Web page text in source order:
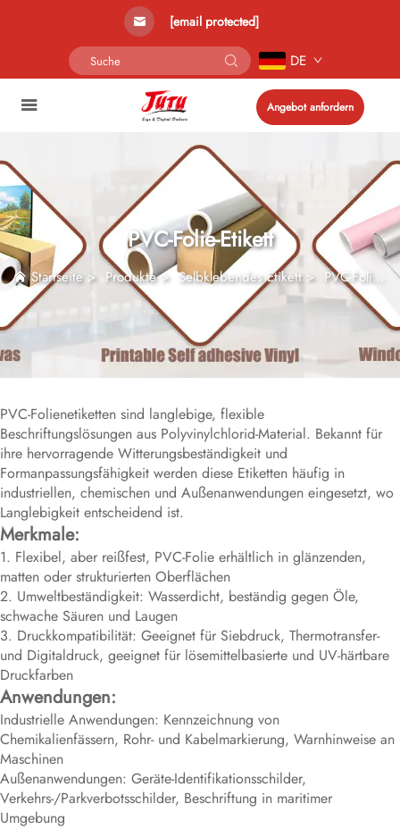
[email protected]
DE
Angebot anfordern
PVC-Folie-Etikett
Startseite> Produkte>Selbklebendes Etikett> PVC-Folie-Etikett
PVC-Folienetiketten sind langlebige, flexible
Beschriftungslösungen aus Polyvinylchlorid-Material. Bekannt für
ihre hervorragende Witterungsbeständigkeit und
Formanpassungsfähigkeit werden diese Etiketten häufig in
industriellen, chemischen und Außenanwendungen eingesetzt, wo
Langlebigkeit entscheidend ist.
Merkmale:
1. Flexibel, aber reißfest, PVC-Folie erhältlich in glänzenden,
matten oder strukturierten Oberflächen
2. Umweltbeständigkeit: Wasserdicht, beständig gegen Öle,
schwache Säuren und Laugen
3. Druckkompatibilität: Geeignet für Siebdruck, Thermotransfer-
und Digitaldruck, geeignet für lösemittelbasierte und UV-härtbare
Druckfarben
Anwendungen:
Industrielle Anwendungen: Kennzeichnung von
Chemikalienfässern, Rohr- und Kabelmarkierung, Warnhinweise an
Maschinen
Außenanwendungen: Geräte-Identifikationsschilder,
Verkehrs-/Parkverbotsschilder, Beschriftung in maritimer
Umgebung